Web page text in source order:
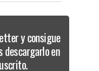
y consigue
descargarlo en